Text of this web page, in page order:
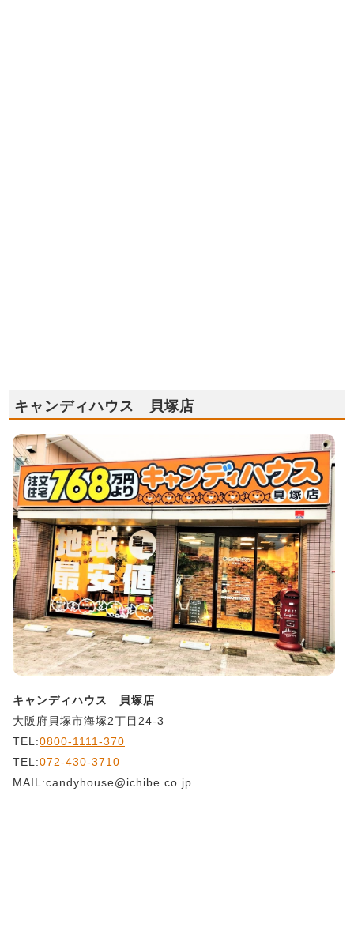
キャンディハウス 貝塚店
キャンディハウス 貝塚店
大阪府貝塚市海塚2丁目24-3
TEL:0800-1111-370
TEL:072-430-3710
MAIL:candyhouse@ichibe.co.jp